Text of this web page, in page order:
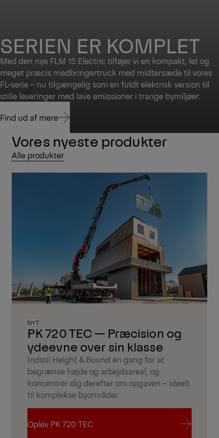
SERIEN ER KOMPLET
Med den nye FLM 15 Electric tilføjer vi en kompakt, let og
meget præcis medbringertruck med midtersæde til vores
FL-serie – nu tilgængelig som en fuldt elektrisk version til
stille leveringer med lave emissioner i trange bymiljøer.
Find ud af mere
Find ud af mere
Vores nyeste produkter
Alle produkter
PK 720 TEC — Præcision og
ydeevne over sin klasse
NYT
Indstil Height & Bound én gang for at
begrænse højde og arbejdsareal, og
koncentrer dig derefter om opgaven – ideelt
til komplekse byområder.
Oplev PK 720 TEC